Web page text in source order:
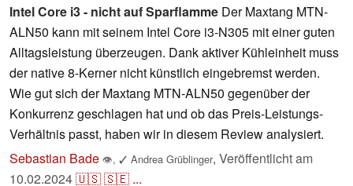
Intel Core i3 - nicht auf Sparflamme Der Maxtang MTN-
ALN50 kann mit seinem Intel Core i3-N305 mit einer guten
Alltagsleistung überzeugen. Dank aktiver Kühleinheit muss
der native 8-Kerner nicht künstlich eingebremst werden.
Wie gut sich der Maxtang MTN-ALN50 gegenüber der
Konkurrenz geschlagen hat und ob das Preis-Leistungs-
Verhältnis passt, haben wir in diesem Review analysiert.
Sebastian Bade 👁, ✓ Andrea Grüblinger, Veröffentlicht am
10.02.2024🇺🇸🇸🇪 ...